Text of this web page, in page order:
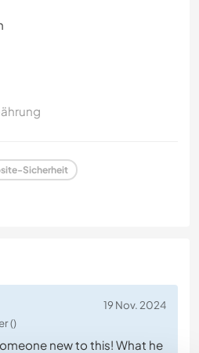
Sicherheit
19 Nov. 2024
()
new to this! What he